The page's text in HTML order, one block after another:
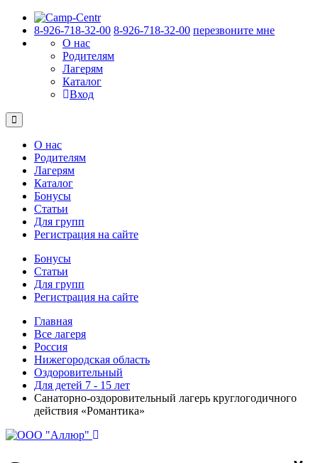
8-926-718-32-00 8-926-718-32-00 перезвоните мне
О нас
Родителям
Лагерям
Каталог
Вход
О нас
Родителям
Лагерям
Каталог
Бонусы
Статьи
Для групп
Регистрация на сайте
Бонусы
Статьи
Для групп
Регистрация на сайте
Главная
Все лагеря
Россия
Нижегородская область
Оздоровительный
Для детей 7 - 15 лет
Санаторно-оздоровительный лагерь круглогодичного
действия «Романтика»